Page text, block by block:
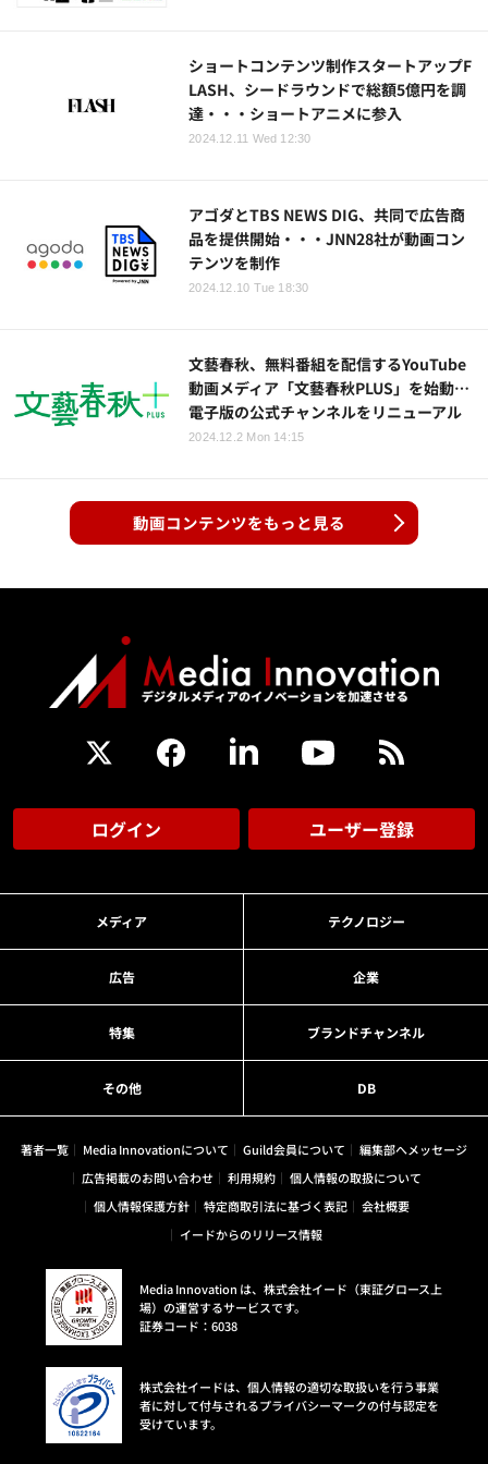
ショートコンテンツ制作スタートアップF
LASH、シードラウンドで総額5億円を調
達・・・ショートアニメに参入
2024.12.11 Wed 12:30
アゴダとTBS NEWS DIG、共同で広告商
品を提供開始・・・JNN28社が動画コン
テンツを制作
2024.12.10 Tue 18:30
文藝春秋、無料番組を配信するYouTube
動画メディア「文藝春秋PLUS」を始動…
電子版の公式チャンネルをリニューアル
2024.12.2 Mon 14:15
動画コンテンツをもっと見る
ログイン ユーザー登録
メディア テクノロジー
広告 企業
特集 ブランドチャンネル
その他 DB
著者一覧 Media Innovationについて Guild会員について
編集部へメッセージ
広告掲載のお問い合わせ
利用規約
個人情報の取扱について
個人情報保護方針
特定商取引法に基づく表記
会社概要
イードからのリリース情報
Media Innovation は、株式会社イード（東証グロース上
場）の運営するサービスです。
証券コード：6038
株式会社イードは、個人情報の適切な取扱いを行う事業
者に対して付与されるプライバシーマークの付与認定を
受けています。